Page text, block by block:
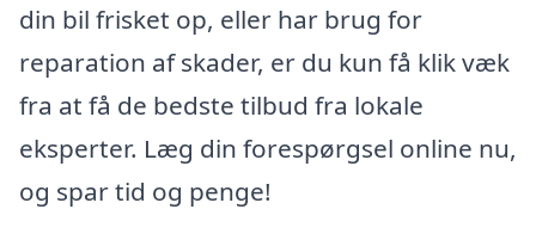
din bil frisket op, eller har brug for
reparation af skader, er du kun få klik væk
fra at få de bedste tilbud fra lokale
eksperter. Læg din forespørgsel online nu,
og spar tid og penge!